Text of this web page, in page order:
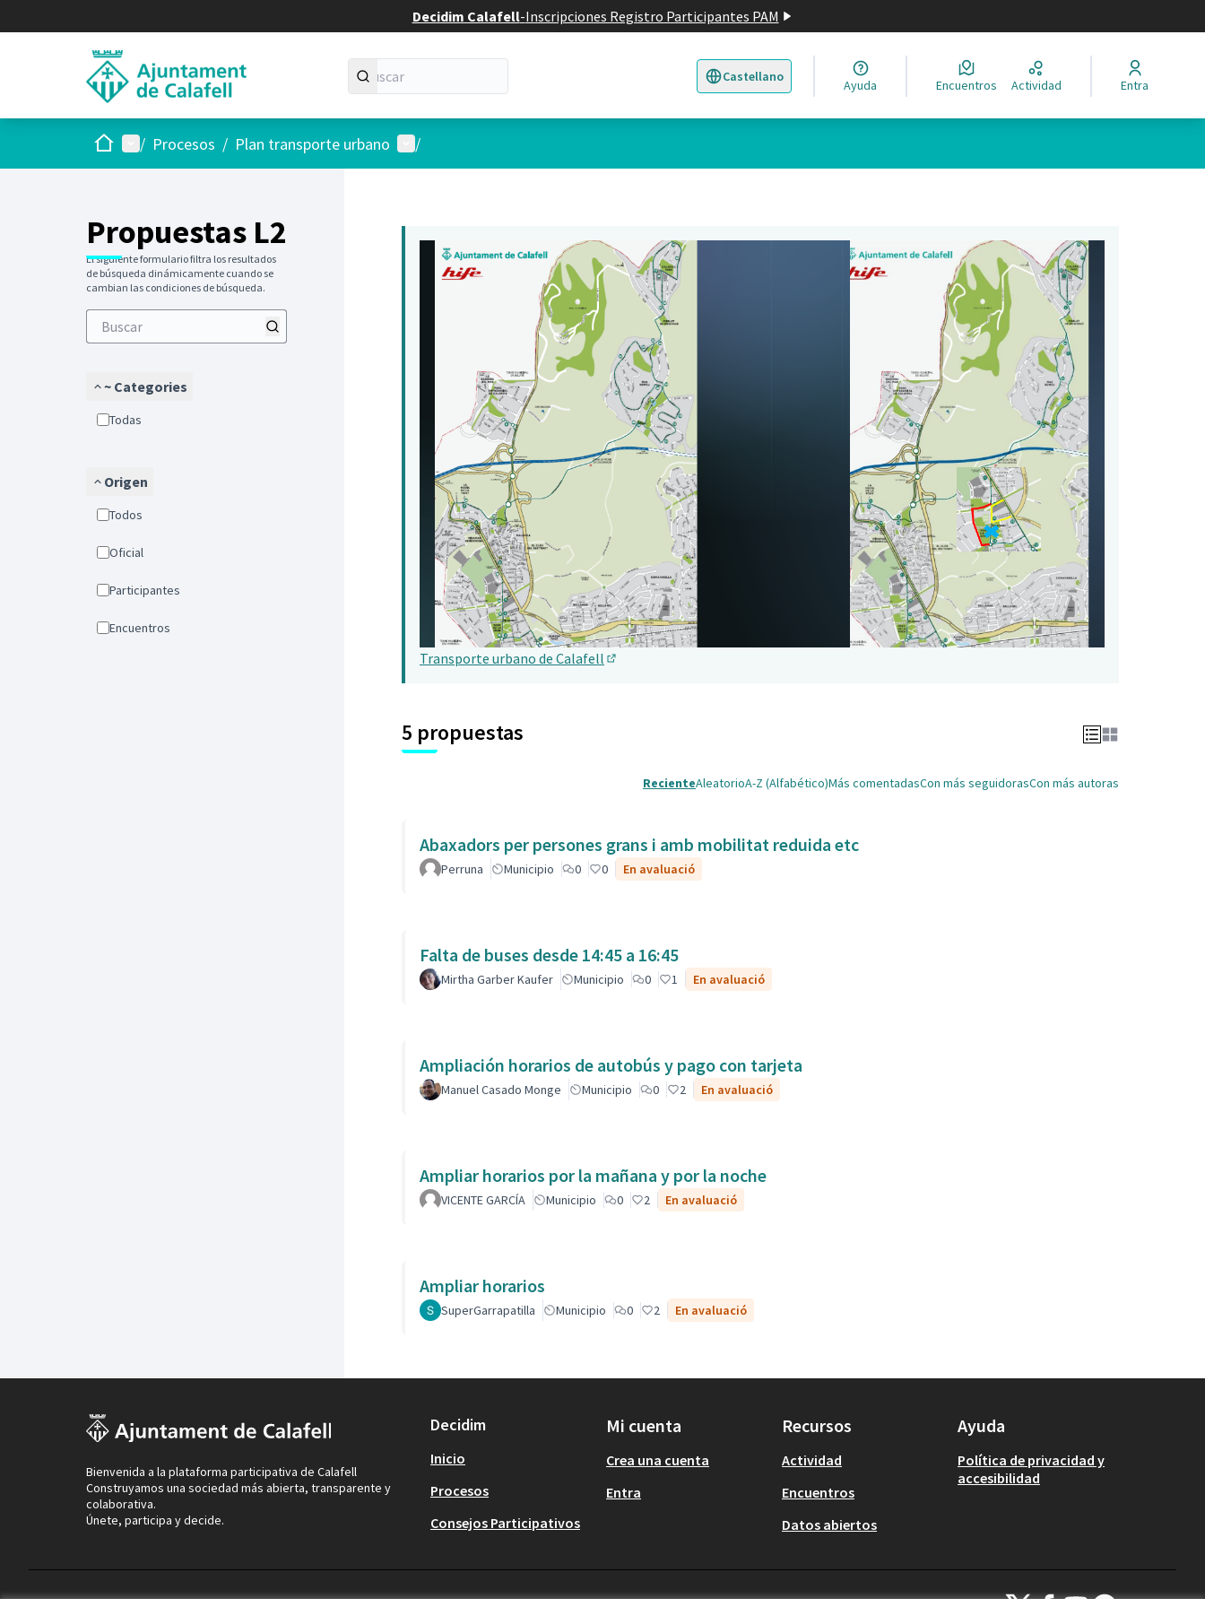
Decidim Calafell-Inscripciones Registro Participantes PAM
Castellano
Triar la llengua Elegir el idioma
Ayuda Encuentros Actividad Entra
InicioMenú principal
/ Procesos / Plan transporte urbano Menú de usuario
/
Propuestas L2
El siguiente formulario filtra los resultados
de búsqueda dinámicamente cuando se
cambian las condiciones de búsqueda.
~ Categories
Todas
Origen
Todos
Oficial
Participantes
Encuentros
Transporte urbano de Calafell
5 propuestas
RecienteAleatorioA-Z (Alfabético)Más comentadasCon más seguidorasCon más autoras
Abaxadors per persones grans i amb mobilitat reduida etc
Perruna Municipio 0 0 En avaluació
Falta de buses desde 14:45 a 16:45
Mirtha Garber Kaufer Municipio 0 1 En avaluació
Ampliación horarios de autobús y pago con tarjeta
Manuel Casado Monge Municipio 0 2 En avaluació
Ampliar horarios por la mañana y por la noche
VICENTE GARCÍA Municipio 0 2 En avaluació
Ampliar horarios
SuperGarrapatilla Municipio 0 2 En avaluació
Bienvenida a la plataforma participativa de Calafell
Construyamos una sociedad más abierta, transparente y
colaborativa.
Únete, participa y decide.
Decidim
Inicio
Procesos
Consejos Participativos
Mi cuenta
Crea una cuenta
Entra
Recursos
Actividad
Encuentros
Datos abiertos
Ayuda
Política de privacidad y
accesibilidad
Decidim Calafell en X
Decidim Calafell en Facebook
Decidim Calafell en
Decidim Calafell en